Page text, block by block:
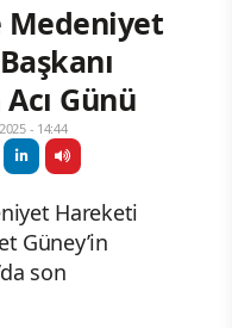
Medeniyet
Günü
- 14:44
Hareketi
Güney’in
son